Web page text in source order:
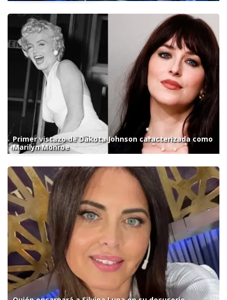
Primer vistazo de Dakota Johnson caracterizada como
Marilyn Monroe